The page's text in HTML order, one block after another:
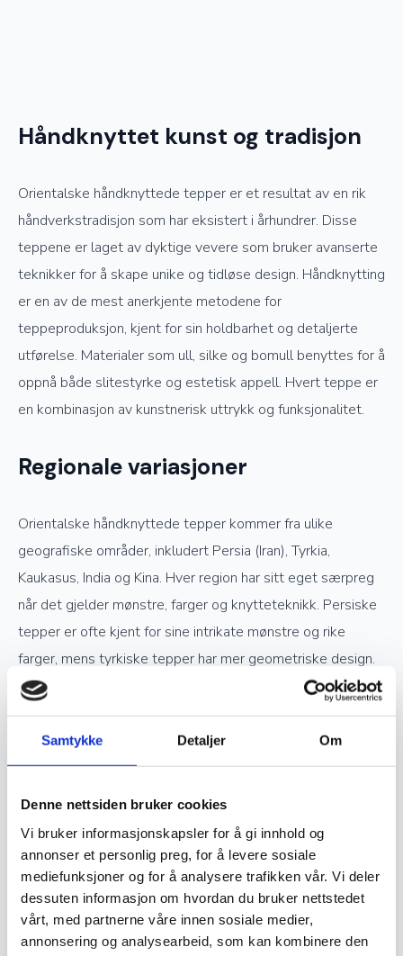
Samtykke Detaljer Om
Denne nettsiden bruker cookies
Vi bruker informasjonskapsler for å gi innhold og
annonser et personlig preg, for å levere sosiale
mediefunksjoner og for å analysere trafikken vår. Vi deler
dessuten informasjon om hvordan du bruker nettstedet
vårt, med partnerne våre innen sosiale medier,
annonsering og analysearbeid, som kan kombinere den
Håndknyttet kunst og tradisjon
Orientalske håndknyttede tepper er et resultat av en rik
håndverkstradisjon som har eksistert i århundrer. Disse
teppene er laget av dyktige vevere som bruker avanserte
teknikker for å skape unike og tidløse design. Håndknytting
er en av de mest anerkjente metodene for
teppeproduksjon, kjent for sin holdbarhet og detaljerte
utførelse. Materialer som ull, silke og bomull benyttes for å
oppnå både slitestyrke og estetisk appell. Hvert teppe er
en kombinasjon av kunstnerisk uttrykk og funksjonalitet.
Regionale variasjoner
Orientalske håndknyttede tepper kommer fra ulike
geografiske områder, inkludert Persia (Iran), Tyrkia,
Kaukasus, India og Kina. Hver region har sitt eget særpreg
når det gjelder mønstre, farger og knytteteknikk. Persiske
tepper er ofte kjent for sine intrikate mønstre og rike
farger, mens tyrkiske tepper har mer geometriske design.
Kinesiske håndknyttede tepper skiller seg ut med delikate
pastellfarger og inspirasjon fra tradisjonell kinesisk kunst.
Verdsettelse og investering
Ekte håndknyttede orientalske tepper er ettertraktede
samlerobjekter og kan være en god investering. Jo høyere
kvalitet og finere knytting et teppe har, desto mer
verdifullt blir det over tid. Opprinnelse, materialvalg og
knutetetthet spiller en stor rolle i vurderingen av et teppes